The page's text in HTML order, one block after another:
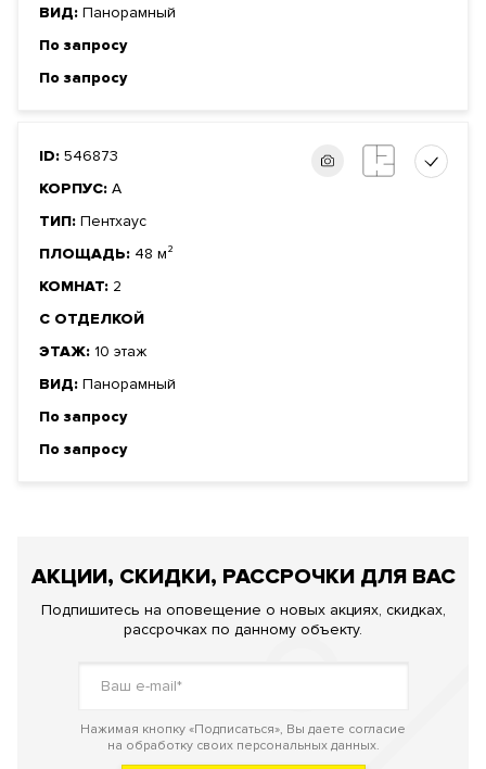
ВИД: Панорамный
По запросу
По запросу
ID: 546873
КОРПУС: А
ТИП: Пентхаус
ПЛОЩАДЬ: 48 м²
КОМНАТ: 2
С ОТДЕЛКОЙ
ЭТАЖ: 10 этаж
ВИД: Панорамный
По запросу
По запросу
АКЦИИ, СКИДКИ, РАССРОЧКИ ДЛЯ ВАС
Подпишитесь на оповещение о новых акциях, скидках,
рассрочках по данному объекту.
Нажимая кнопку «Подписаться», Вы даете согласие
на обработку своих персональных данных.